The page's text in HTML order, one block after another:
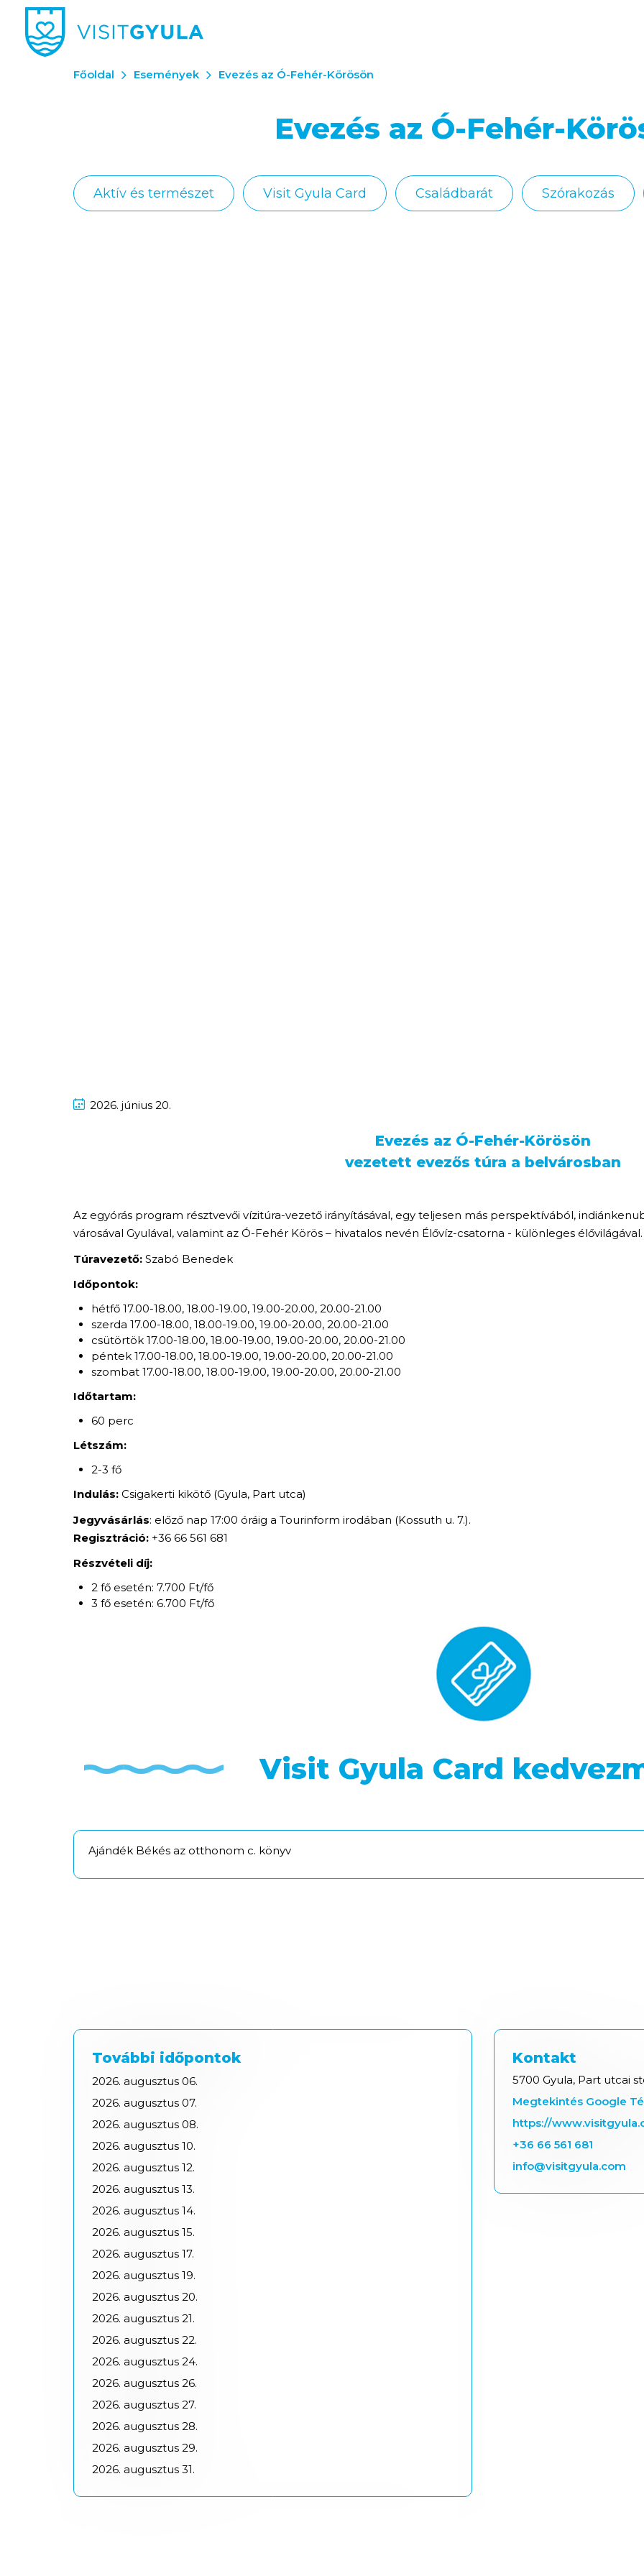
Főoldal Események Evezés az Ó-Fehér-Körösön
Evezés az Ó-Fehér-
Aktív és természet Visit Gyula Card Családbarát Szórakozás
2026. június 20.
Evezés az Ó-Fehér-Körösön
vezetett evezős túra a belvárosban
Az egyórás program résztvevői vízitúra-vezető irányításával, egy teljesen más perspektívából,
városával Gyulával, valamint az Ó-Fehér Körös – hivatalos nevén Élővíz-csatorna - különleges élővilágával.
Túravezető: Szabó Benedek
Időpontok:
hétfő 17.00-18.00, 18.00-19.00, 19.00-20.00, 20.00-21.00
szerda 17.00-18.00, 18.00-19.00, 19.00-20.00, 20.00-21.00
csütörtök 17.00-18.00, 18.00-19.00, 19.00-20.00, 20.00-21.00
péntek 17.00-18.00, 18.00-19.00, 19.00-20.00, 20.00-21.00
szombat 17.00-18.00, 18.00-19.00, 19.00-20.00, 20.00-21.00
Időtartam:
60 perc
Létszám:
2-3 fő
Indulás: Csigakerti kikötő (Gyula, Part utca)
Jegyvásárlás: előző nap 17:00 óráig a Tourinform irodában (Kossuth u. 7.).
Regisztráció: +36 66 561 681
Részvételi díj:
2 fő esetén: 7.700 Ft/fő
3 fő esetén: 6.700 Ft/fő
Visit Gyula Card
Ajándék Békés az otthonom c. könyv
További időpontok
2026. augusztus 06.
2026. augusztus 07.
2026. augusztus 08.
2026. augusztus 10.
2026. augusztus 12.
2026. augusztus 13.
2026. augusztus 14.
2026. augusztus 15.
2026. augusztus 17.
2026. augusztus 19.
2026. augusztus 20.
2026. augusztus 21.
2026. augusztus 22.
2026. augusztus 24.
2026. augusztus 26.
2026. augusztus 27.
2026. augusztus 28.
2026. augusztus 29.
2026. augusztus 31.
Kontakt
5700 Gyula, Part utcai
Megtekintés Google
https://
+36 66 561 681
info@visitgyula.com